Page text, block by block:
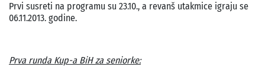
Prvi susreti na programu su 23.10., a revanš utakmice igraju se
06.11.2013. godine.
Prva runda Kup-a BiH za seniorke: